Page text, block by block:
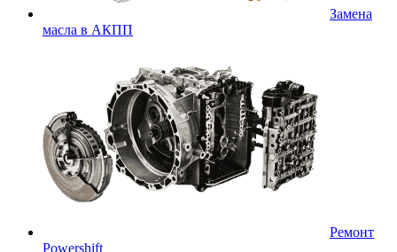
Замена
масла в АКПП
Ремонт
Powershift